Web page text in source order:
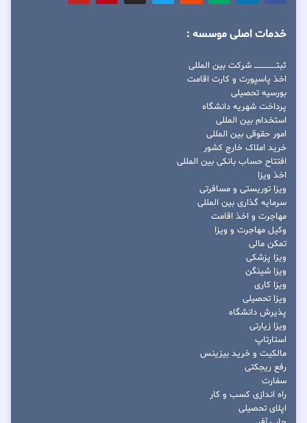
خدمات اصلی موسسه :
ثبتــــــــــــــــ شرکت بین المللی
اخذ پاسپورت و کارت اقامت
بورسیه تحصیلی
پرداخت شهریه دانشگاه
استخدام بین المللی
امور حقوقی بین المللی
خرید املاک خارج کشور
افتتاح حساب بانکی بین المللی
اخذ ویزا
ویزا توریستی و مسافرتی
سرمایه گذاری بین المللی
مهاجرت و اخذ اقامت
وکیل مهاجرت و ویزا
تمکن مالی
ویزا پزشکی
ویزا شینگن
ویزا کاری
ویزا تحصیلی
پذیرش دانشگاه
ویزا زیارتی
استارتاپ
مالکیت و خرید بیزینس
رفع ریجکتی
سفارت
راه اندازی کسب و کار
اپلای تحصیلی